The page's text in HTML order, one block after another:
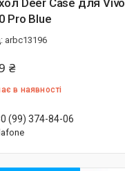
Deer Case для Vivo
Pro Blue
arbc13196
₴
в наявності
(99) 374-84-06